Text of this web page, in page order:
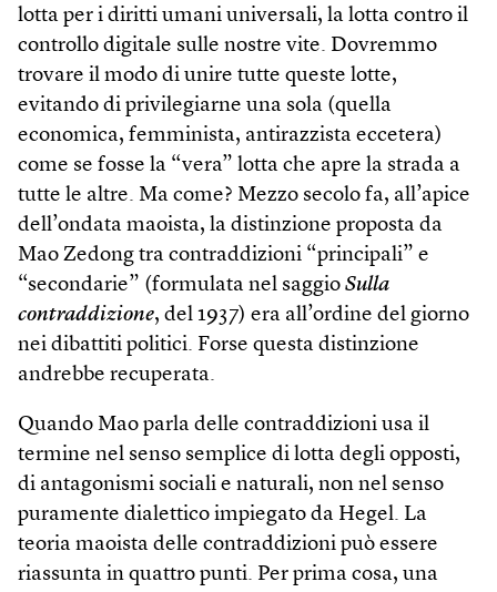
lotta per i diritti umani universali, la lotta contro il
controllo digitale sulle nostre vite. Dovremmo
trovare il modo di unire tutte queste lotte,
evitando di privilegiarne una sola (quella
economica, femminista, antirazzista eccetera)
come se fosse la “vera” lotta che apre la strada a
tutte le altre. Ma come? Mezzo secolo fa, all’apice
dell’ondata maoista, la distinzione proposta da
Mao Zedong tra contraddizioni “principali” e
“secondarie” (formulata nel saggio Sulla
contraddizione, del 1937) era all’ordine del giorno
nei dibattiti politici. Forse questa distinzione
andrebbe recuperata.
Quando Mao parla delle contraddizioni usa il
termine nel senso semplice di lotta degli opposti,
di antagonismi sociali e naturali, non nel senso
puramente dialettico impiegato da Hegel. La
teoria maoista delle contraddizioni può essere
riassunta in quattro punti. Per prima cosa, una